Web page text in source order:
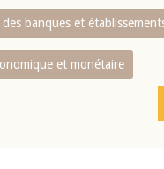
banques et
et monétaire